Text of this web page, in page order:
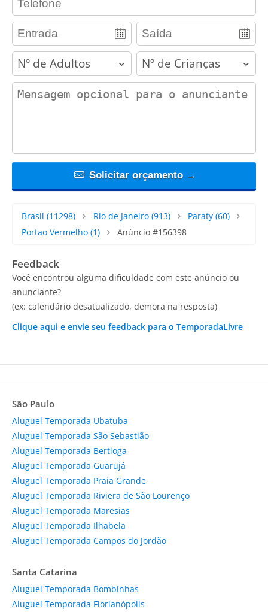
adults children
contact_message
Solicitar orçamento →
Brasil (11298) Rio de Janeiro(913) Paraty (60)
Portao Vermelho (1) Anúncio #156398
Feedback
Você encontrou alguma dificuldade com este anúncio ou
anunciante?
(ex: calendário desatualizado, demora na resposta)
Clique aqui e envie seu feedback para o TemporadaLivre
São Paulo
Aluguel Temporada Ubatuba
Aluguel Temporada São Sebastião
Aluguel Temporada Bertioga
Aluguel Temporada Guarujá
Aluguel Temporada Praia Grande
Aluguel Temporada Riviera de São Lourenço
Aluguel Temporada Maresias
Aluguel Temporada Ilhabela
Aluguel Temporada Campos do Jordão
Santa Catarina
Aluguel Temporada Bombinhas
Aluguel Temporada Florianópolis